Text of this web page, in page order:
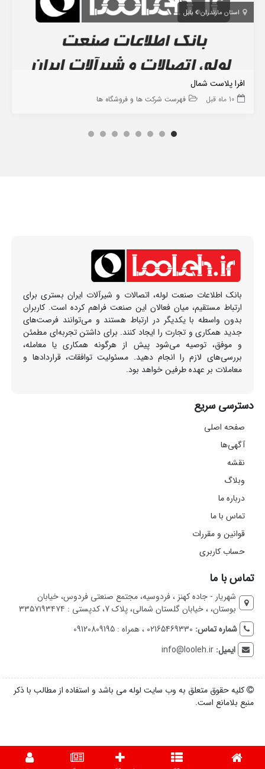
استان مازندران بابل
افرا پلاست شمال
10 ماه قبل فهرست شرکت ها و فروشگاه ها
بانک اطلاعات صنعت لوله، اتصالات و شیرآلات ایران بستری برای
ارتباط مستقیم، میان فعالان این صنعت فراهم کرده است. کاربران
بدون واسطه با یکدیگر در ارتباط هستند و می‌توانند فرصت‌های
جدید همکاری و تجارت را ایجاد کنند. برای داشتن تجربه‌ای مطمئن
و موفق، توصیه می‌شود پیش از هرگونه همکاری یا معامله،
بررسی‌های لازم را انجام دهید. مسئولیت توافقات، قراردادها و
معاملات بر عهده طرفین خواهد بود.
دسترسی سریع
صفحه اصلی
آگهی‌ها
نقشه
وبلاگ
درباره ما
تماس با ما
قوانین و مقررات
حساب کاربری
تماس با ما
شهریار - جاده کهنز ، فردوسیه، مجتمع صنعتی فردوس، خیابان
بوستان، ، خیابان گلستان شمالی، پلاک 7، کدپستی : ۳۳۵۷۱۹۳۴۷۴
شماره تماس: 02165469330 ، همراه : 09120809195
ایمیل:info@looleh.ir
کلیه حقوق متعلق به وب سایت لوله می باشد و استفاده از مطالب با ذکر
منبع بلامانع است.